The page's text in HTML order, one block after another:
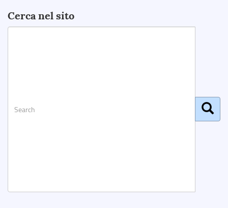
Cerca nel sito